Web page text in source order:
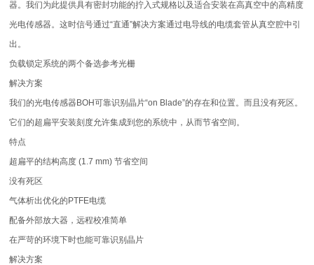
器。我们为此提供具有密封功能的拧入式规格以及适合安装在高真空中的高精度
光电传感器。这时信号通过“直通”解决方案通过电导线的电缆套管从真空腔中引
出。
负载锁定系统的两个备选参考光栅
解决方案
我们的光电传感器BOH可靠识别晶片“on Blade”的存在和位置。而且没有死区。
它们的超扁平安装刻度允许集成到您的系统中，从而节省空间。
特点
超扁平的结构高度 (1.7 mm) 节省空间
没有死区
气体析出优化的PTFE电缆
配备外部放大器，远程校准简单
在严苛的环境下时也能可靠识别晶片
解决方案